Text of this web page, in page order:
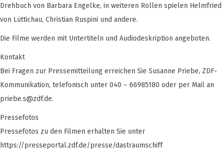
Drehbuch von Barbara Engelke, in weiteren Rollen spielen Helmfried
von Lüttichau, Christian Ruspini und andere.
Die Filme werden mit Untertiteln und Audiodeskription angeboten.
Kontakt
Bei Fragen zur Pressemitteilung erreichen Sie Susanne Priebe, ZDF-
Kommunikation, telefonisch unter 040 – 66985180 oder per Mail an
priebe.s@zdf.de.
Pressefotos
Pressefotos zu den Filmen erhalten Sie unter
https://presseportal.zdf.de/presse/dastraumschiff